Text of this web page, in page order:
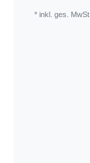
* inkl. ges.